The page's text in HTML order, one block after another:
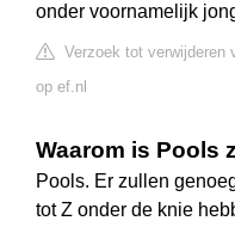
onder voornamelijk
Verzoek tot verwijderen
op ef.nl
Waarom is Pools
Pools. Er zullen
tot Z onder de knie